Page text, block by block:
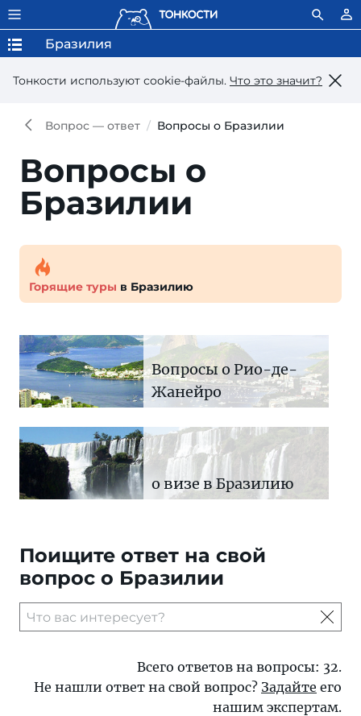
Тонкости используют сookie-файлы. Что это значит?
Бразилия
Вопрос — ответ Вопросы о Бразилии
Вопросы о
Бразилии
Горящие туры в Бразилию
Вопросы о Рио-де-
Жанейро
о визе в Бразилию
Поищите ответ на свой
вопрос о Бразилии
Всего ответов на вопросы: 32.
Не нашли ответ на свой вопрос? Задайте его
нашим экспертам.